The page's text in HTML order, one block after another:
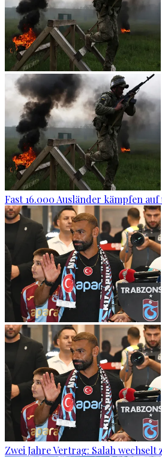
Fast 16.000 Ausländer kämpfen
Zwei Jahre Vertrag: Salah